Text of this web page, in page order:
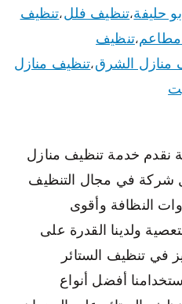
حليفة،تنظيف فلل،تنظيف
،تنظيف
منازل الشرق،تنظيف منازل
نقدم خدمة تنظيف منازل
شركة في مجال التنظيف
النظافة وأقوى
ولدينا القدرة على
في تنظيف الستائر
أفضل أنواع